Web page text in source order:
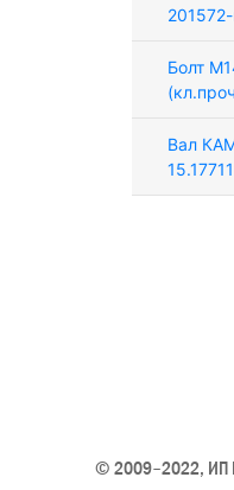
Болт
Вал
© 2009–2022, ИП